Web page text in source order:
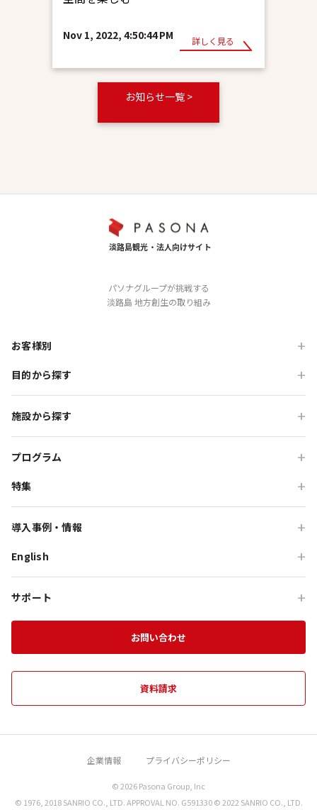
Nov 1, 2022, 4:50:44 PM 詳しく見る
お知らせ一覧 >
パソナグループが挑戦する
淡路島 地方創生の取り組み
お客様別
旅行会社の方
企業・各種団体の方
自治体・行政の方
目的から探す
研修・チームビルディング
インセンティブ・ご招待
高付加価値観光
貸切・イベント会場利用
教育旅行
施設から探す
オーシャンテラス
青海波
HELLO KITTY SMILE
HELLO KITTY SHOW BOX
農家レストラン 陽・燦燦
禅坊 靖寧
望楼 青海波
クラフトサーカス
プログラム
団体体験プログラム
団体研修プログラム
団体貸切プログラム
団体食事プログラム
特集
チームビルディング特集
インセンティブ旅行特集
エンターテインメント特集
導入事例・情報
旅行会社向け事例
企業・団体向け事例
English
サポート
淡路島の魅力
団体プログラムカタログ
お問い合わせ
資料請求
企業情報 プライバシーポリシー
© 2026 Pasona Group, Inc
© 1976, 2018 SANRIO CO., LTD. APPROVAL NO. G591330 © 2022 SANRIO CO., LTD.